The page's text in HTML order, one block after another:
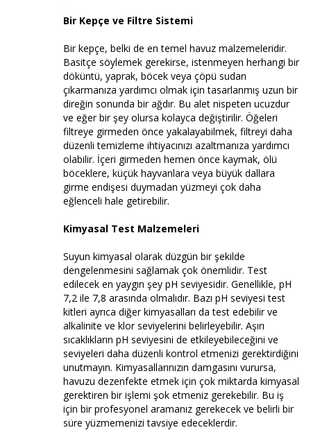
Bir Kepçe ve Filtre Sistemi
Bir kepçe, belki de en temel havuz malzemeleridir.
Basitçe söylemek gerekirse, istenmeyen herhangi bir
döküntü, yaprak, böcek veya çöpü sudan
çıkarmanıza yardımcı olmak için tasarlanmış uzun bir
direğin sonunda bir ağdır. Bu alet nispeten ucuzdur
ve eğer bir şey olursa kolayca değiştirilir. Öğeleri
filtreye girmeden önce yakalayabilmek, filtreyi daha
düzenli temizleme ihtiyacınızı azaltmanıza yardımcı
olabilir. İçeri girmeden hemen önce kaymak, ölü
böceklere, küçük hayvanlara veya büyük dallara
girme endişesi duymadan yüzmeyi çok daha
eğlenceli hale getirebilir.
Kimyasal Test Malzemeleri
Suyun kimyasal olarak düzgün bir şekilde
dengelenmesini sağlamak çok önemlidir. Test
edilecek en yaygın şey pH seviyesidir. Genellikle, pH
7,2 ile 7,8 arasında olmalıdır. Bazı pH seviyesi test
kitleri ayrıca diğer kimyasalları da test edebilir ve
alkalinite ve klor seviyelerini belirleyebilir. Aşırı
sıcaklıkların pH seviyesini de etkileyebileceğini ve
seviyeleri daha düzenli kontrol etmenizi gerektirdiğini
unutmayın. Kimyasallarınızın damgasını vurursa,
havuzu dezenfekte etmek için çok miktarda kimyasal
gerektiren bir işlemi şok etmeniz gerekebilir. Bu iş
için bir profesyonel aramanız gerekecek ve belirli bir
süre yüzmemenizi tavsiye edeceklerdir.